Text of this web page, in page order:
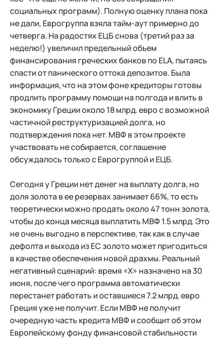
социальных программ). Полную оценку плана пока
не дали, Еврогруппа взяла тайм-аут примерно до
четверга. На радостях ЕЦБ снова (третий раз за
неделю!) увеличил предельный объем
финансирования греческих банков по ELA, пытаясь
спасти от панического оттока депозитов. Была
информация, что на этом фоне кредиторы готовы
продлить программу помощи на полгода и влить в
экономику Греции около 18 млрд. евро с возможной
частичной реструктуризацией долга, но
подтверждения пока нет. МВФ в этом проекте
участвовать не собирается, соглашение
обсуждалось только с Еврогруппой и ЕЦБ.
Сегодня у Греции нет денег на выплату долга, но
доля золота в ее резервах занимает 66%, то есть
теоретически можно продать около 47 тонн золота,
чтобы до конца месяца выплатить МВФ 1.5 млрд. Это
не очень выгодно в перспективе, так как в случае
дефолта и выхода из ЕС золото может пригодиться
в качестве обеспечения новой драхмы. Реальный
негативный сценарий: время «Х» назначено на 30
июня, после чего программа автоматически
перестанет работать и оставшиеся 7.2 млрд. евро
Греция уже не получит. Если МВФ не получит
очередную часть кредита МВФ и сообщит об этом
Европейскому фонду финансовой стабильности